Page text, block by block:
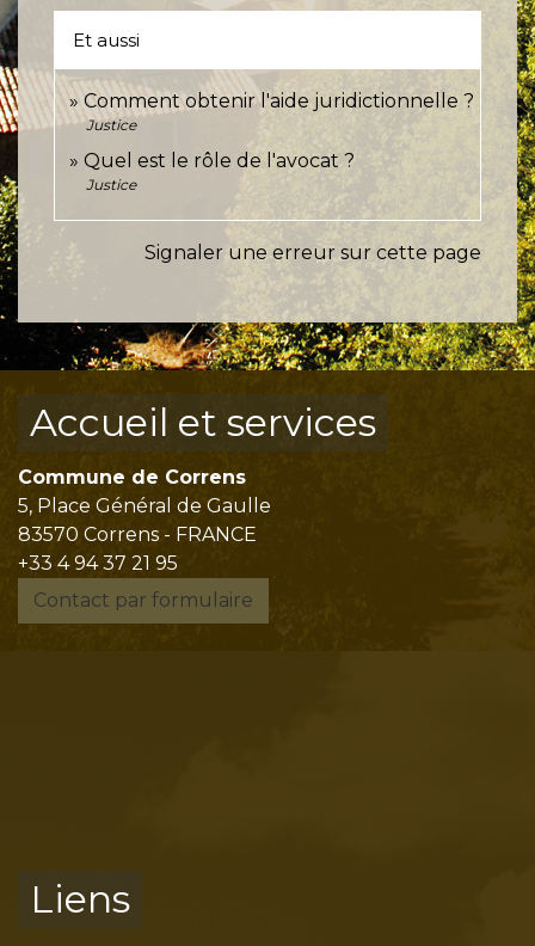
Et aussi
Comment obtenir l'aide juridictionnelle ?
Justice
Quel est le rôle de l'avocat ?
Justice
Signaler une erreur sur cette page
Accueil et services
Commune de Correns
5, Place Général de Gaulle
83570 Correns - FRANCE
+33 4 94 37 21 95
Contact par formulaire
Liens